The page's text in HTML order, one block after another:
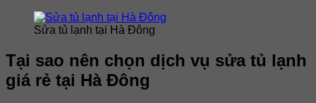
Sửa tủ lạnh tại Hà Đông
Tại sao nên chọn dịch vụ sửa tủ lạnh
giá rẻ tại Hà Đông